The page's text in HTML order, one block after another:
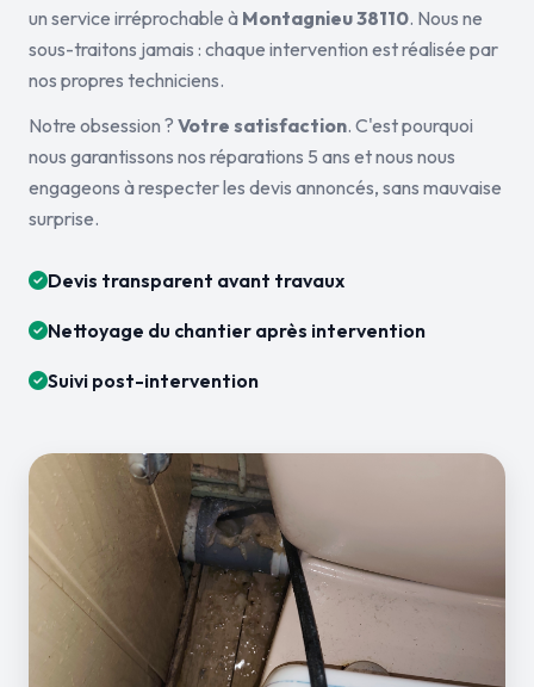
un service irréprochable à Montagnieu 38110. Nous ne
sous-traitons jamais : chaque intervention est réalisée par
nos propres techniciens.
Notre obsession ? Votre satisfaction. C'est pourquoi
nous garantissons nos réparations 5 ans et nous nous
engageons à respecter les devis annoncés, sans mauvaise
surprise.
Devis transparent avant travaux
Nettoyage du chantier après intervention
Suivi post-intervention